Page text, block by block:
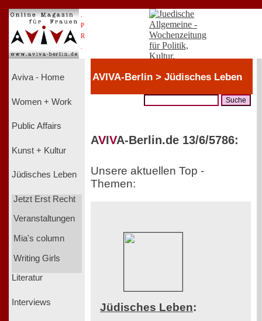
P
R
Aviva - Home
Women + Work
Public Affairs
Kunst + Kultur
Jüdisches Leben
Jetzt Erst Recht
Veranstaltungen
Mia's column
Writing Girls
Literatur
Interviews
AVIVA-Berlin > Jüdisches Leben
AVIVA-Berlin.de 13/6/5786:
Unsere aktuellen Top -
Themen:
Jüdisches Leben: